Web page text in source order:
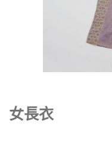
女長衣